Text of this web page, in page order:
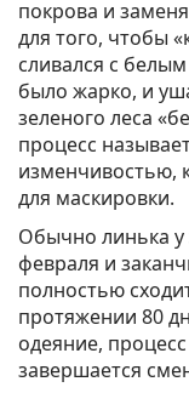
покрова и
для того, чтобы
сливался с
было жарко, и
зеленого леса
процесс
изменчивостью,
для маскировки.
Обычно линька у
февраля и
полностью
протяжении 80
одеяние,
завершается